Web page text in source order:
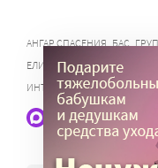
АНГАР СПАСЕНИЯ,БАС,
ЕЛИЗАВЕТИНСКИЙ ДЕТСКИЙ
ИНТЕРНАТЕ,ПРОЕКТЫ
Наши статьи и